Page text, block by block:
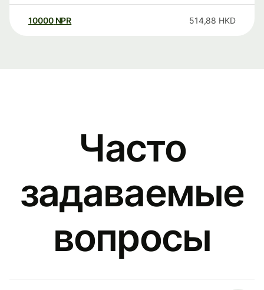
10000 NPR 514,88 HKD
Часто
задаваемые
вопросы